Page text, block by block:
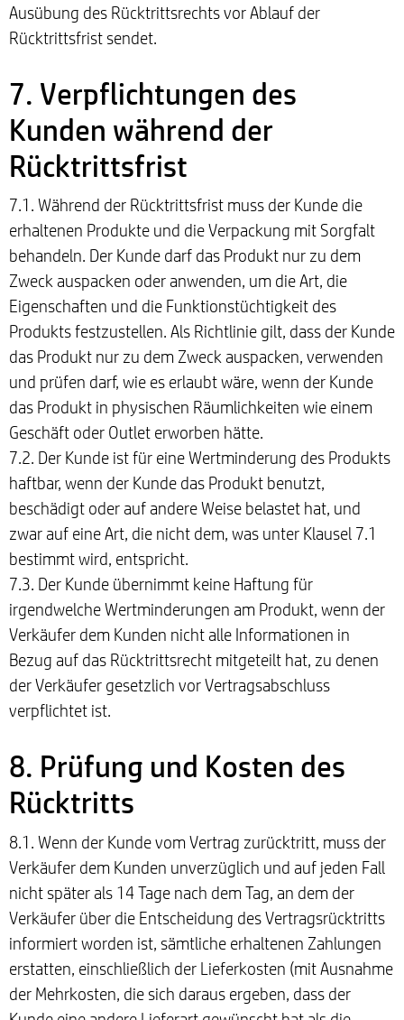
Ausübung des Rücktrittsrechts vor Ablauf der
Rücktrittsfrist sendet.
7. Verpflichtungen des
Kunden während der
Rücktrittsfrist
7.1. Während der Rücktrittsfrist muss der Kunde die
erhaltenen Produkte und die Verpackung mit Sorgfalt
behandeln. Der Kunde darf das Produkt nur zu dem
Zweck auspacken oder anwenden, um die Art, die
Eigenschaften und die Funktionstüchtigkeit des
Produkts festzustellen. Als Richtlinie gilt, dass der Kunde
das Produkt nur zu dem Zweck auspacken, verwenden
und prüfen darf, wie es erlaubt wäre, wenn der Kunde
das Produkt in physischen Räumlichkeiten wie einem
Geschäft oder Outlet erworben hätte.
7.2. Der Kunde ist für eine Wertminderung des Produkts
haftbar, wenn der Kunde das Produkt benutzt,
beschädigt oder auf andere Weise belastet hat, und
zwar auf eine Art, die nicht dem, was unter Klausel 7.1
bestimmt wird, entspricht.
7.3. Der Kunde übernimmt keine Haftung für
irgendwelche Wertminderungen am Produkt, wenn der
Verkäufer dem Kunden nicht alle Informationen in
Bezug auf das Rücktrittsrecht mitgeteilt hat, zu denen
der Verkäufer gesetzlich vor Vertragsabschluss
verpflichtet ist.
8. Prüfung und Kosten des
Rücktritts
8.1. Wenn der Kunde vom Vertrag zurücktritt, muss der
Verkäufer dem Kunden unverzüglich und auf jeden Fall
nicht später als 14 Tage nach dem Tag, an dem der
Verkäufer über die Entscheidung des Vertragsrücktritts
informiert worden ist, sämtliche erhaltenen Zahlungen
erstatten, einschließlich der Lieferkosten (mit Ausnahme
der Mehrkosten, die sich daraus ergeben, dass der